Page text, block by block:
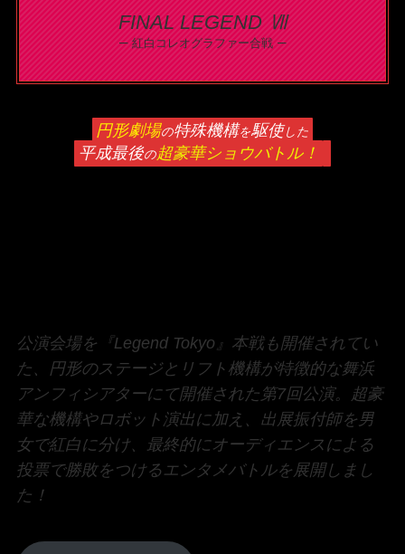
FINAL LEGEND Ⅶ
–紅白コレオグラファー合戦–
円形劇場の特殊機構を駆使 した
平成最後の超豪華ショウバトル！
公演会場を『Legend Tokyo』本戦も開催されてい
た、円形のステージとリフト機構が特徴的な舞浜
アンフィシアターにて開催された第7回公演。超豪
華な機構やロボット演出に加え、出展振付師を男
女で紅白に分け、最終的にオーディエンスによる
投票で勝敗をつけるエンタメバトルを展開しまし
た！